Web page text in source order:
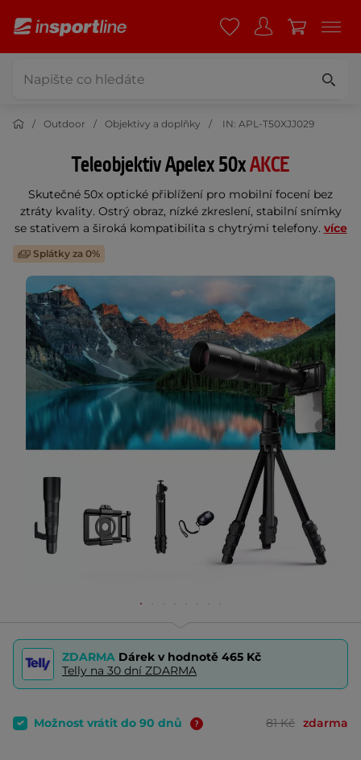
Outdoor Objektivy a doplňky IN: APL-T50XJJ029
Teleobjektiv Apelex 50xAKCE
Skutečné 50x optické přiblížení pro mobilní focení bez
ztráty kvality. Ostrý obraz, nízké zkreslení, stabilní snímky
se stativem a široká kompatibilita s chytrými telefony. více
Splátky za 0%
ZDARMA Dárek v hodnotě 465 Kč
Telly na 30 dní ZDARMA
Možnost vrátit do 90 dnů 81 Kč zdarma